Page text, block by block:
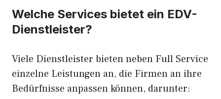
Welche Services bietet ein EDV-
Dienstleister?
Viele Dienstleister bieten neben Full Service
einzelne Leistungen an, die Firmen an ihre
Bedürfnisse anpassen können, darunter: